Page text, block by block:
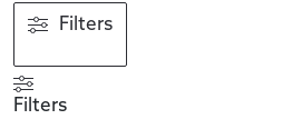
Filters
Filters